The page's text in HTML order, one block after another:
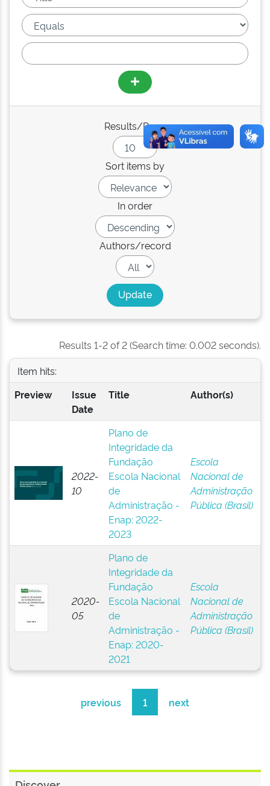
Results/Page
Sort items by
In order
Authors/record
Results 1-2 of 2 (Search time: 0.002 seconds).
Item hits:
Preview
Issue
Date
Title Author(s)
2022-
10
Plano de
Integridade da
Fundação
Escola Nacional
de
Administração -
Enap: 2022-
2023
Escola
Nacional de
Administração
Pública (Brasil)
2020-
05
Plano de
Integridade da
Fundação
Escola Nacional
de
Administração -
Enap: 2020-
2021
Escola
Nacional de
Administração
Pública (Brasil)
previous 1 next